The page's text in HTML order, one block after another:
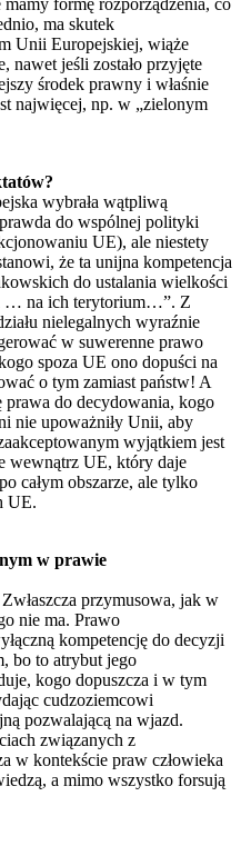
ma skutek
Unii Europejskiej, wiąże
nawet jeśli zostało przyjęte
środek prawny i właśnie
najwięcej, np. w „zielonym
wybrała wątpliwą
do wspólnej polityki
UE), ale niestety
że ta unijna kompetencja
do ustalania wielkości
… na ich terytorium…”. Z
nielegalnych wyraźnie
w suwerenne prawo
spoza UE ono dopuści na
o tym zamiast państw! A
prawa do decydowania, kogo
nie upoważniły Unii, aby
wyjątkiem jest
wewnątrz UE, który daje
całym obszarze, ale tylko
UE.
w prawie
przymusowa, jak w
nie ma. Prawo
kompetencję do decyzji
bo to atrybut jego
kogo dopuszcza i w tym
cudzoziemcowi
pozwalającą na wjazd.
związanych z
w kontekście praw człowieka
a mimo wszystko forsują